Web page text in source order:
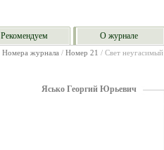
Рекомендуем О журнале
Номера журнала / Номер 21 / Свет неугасимый
Ясько Георгий Юрьевич